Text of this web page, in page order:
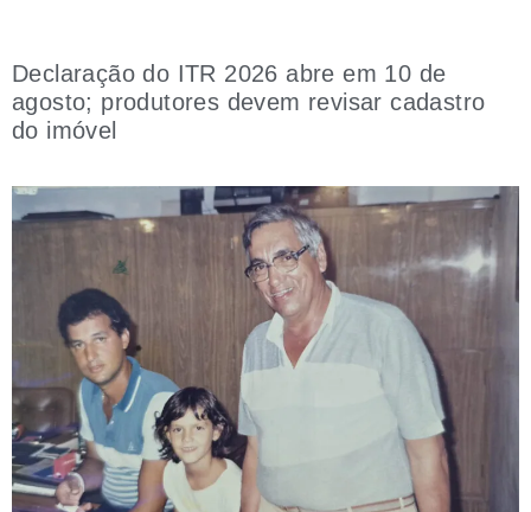
Declaração do ITR 2026 abre em 10 de
agosto; produtores devem revisar cadastro
do imóvel